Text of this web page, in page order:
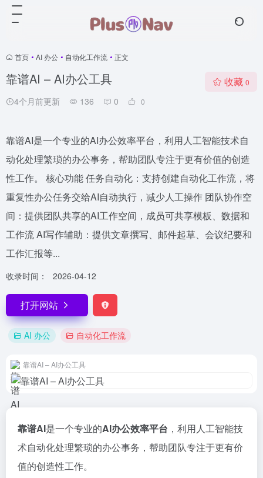
首页 • AI 办公 • 自动化工作流 • 正文
靠谱AI – AI办公工具
4个月前更新 136 0 0
收藏 0
靠谱AI是一个专业的AI办公效率平台，利用人工智能技术自
动化处理繁琐的办公事务，帮助团队专注于更有价值的创造
性工作。 核心功能 任务自动化：支持创建自动化工作流，将
重复性办公任务交给AI自动执行，减少人工操作 团队协作空
间：提供团队共享的AI工作空间，成员可共享模板、数据和
工作流 AI写作辅助：提供文章撰写、邮件起草、会议纪要和
工作汇报等...
收录时间： 2026-04-12
打开网站
AI 办公 自动化工作流
靠谱AI – AI办公工具
靠谱AI是一个专业的AI办公效率平台 ，利用人工智能技
术自动化处理繁琐的办公事务，帮助团队专注于更有价
值的创造性工作。